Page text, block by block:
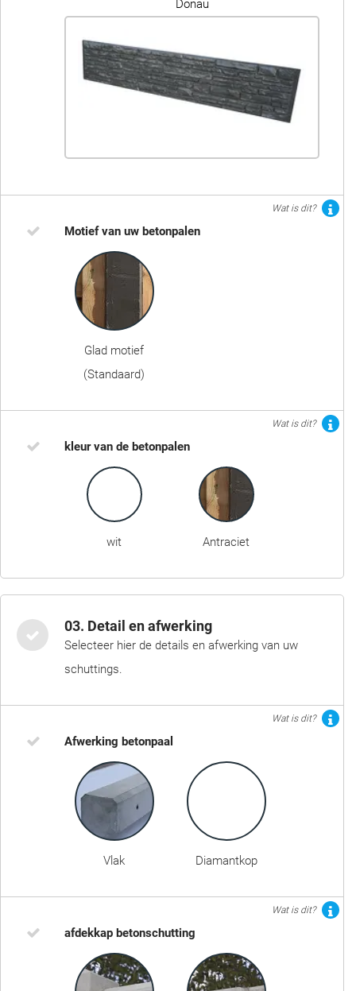
Donau
Wat is dit?
Motief van uw betonpalen
Glad motief
(Standaard)
Wat is dit?
kleur van de betonpalen
wit Antraciet
03. Detail en afwerking
Selecteer hier de details en afwerking van uw
schuttings.
Wat is dit?
Afwerking betonpaal
Vlak Diamantkop
Wat is dit?
afdekkap betonschutting